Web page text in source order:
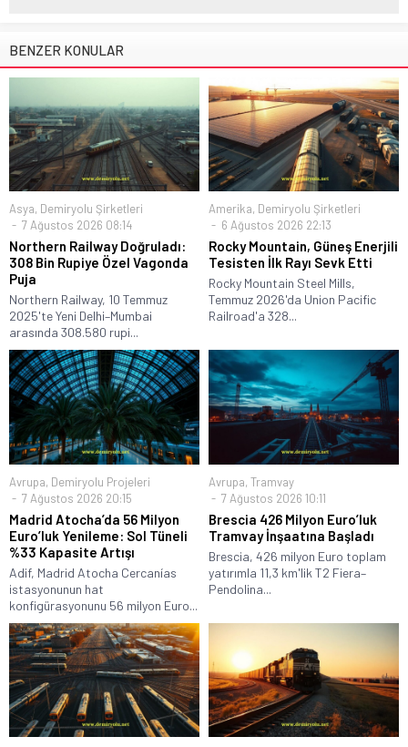
BENZER KONULAR
Asya, Demiryolu Şirketleri
7 Ağustos 2026 08:14
Northern Railway Doğruladı:
308 Bin Rupiye Özel Vagonda
Puja
Northern Railway, 10 Temmuz
2025'te Yeni Delhi–Mumbai
arasında 308.580 rupi...
Amerika, Demiryolu Şirketleri
6 Ağustos 2026 22:13
Rocky Mountain, Güneş Enerjili
Tesisten İlk Rayı Sevk Etti
Rocky Mountain Steel Mills,
Temmuz 2026'da Union Pacific
Railroad'a 328...
Avrupa, Demiryolu Projeleri
7 Ağustos 2026 20:15
Madrid Atocha’da 56 Milyon
Euro’luk Yenileme: Sol Tüneli
%33 Kapasite Artışı
Adif, Madrid Atocha Cercanías
istasyonunun hat
konfigürasyonunu 56 milyon Euro...
Avrupa, Tramvay
7 Ağustos 2026 10:11
Brescia 426 Milyon Euro’luk
Tramvay İnşaatına Başladı
Brescia, 426 milyon Euro toplam
yatırımla 11,3 km'lik T2 Fiera–
Pendolina...